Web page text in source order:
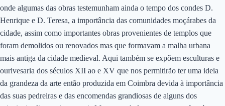
onde algumas das obras testemunham ainda o tempo dos condes D.
Henrique e D. Teresa, a importância das comunidades moçárabes da
cidade, assim como importantes obras provenientes de templos que
foram demolidos ou renovados mas que formavam a malha urbana
mais antiga da cidade medieval. Aqui também se expõem esculturas e
ourivesaria dos séculos XII ao e XV que nos permitirão ter uma ideia
da grandeza da arte então produzida em Coimbra devida à importância
das suas pedreiras e das encomendas grandiosas de alguns dos